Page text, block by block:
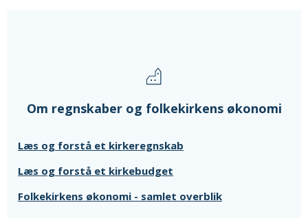
Om regnskaber og folkekirkens økonomi
Læs og forstå et kirkeregnskab
Læs og forstå et kirkebudget
Folkekirkens økonomi - samlet overblik